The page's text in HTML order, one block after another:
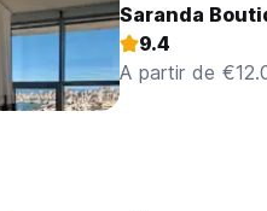
Saranda
9.4
A partir de